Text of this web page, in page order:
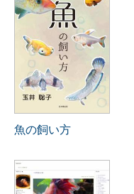
魚の飼い方